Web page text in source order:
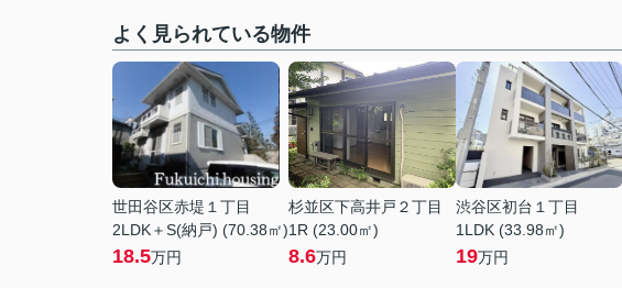
よく見られている物件
世田谷区赤堤１丁目
2LDK＋S(納戸) (70.38㎡)
18.5万円
杉並区下高井戸２丁目
1R (23.00㎡)
8.6万円
渋谷区初台１丁目
1LDK (33.98㎡)
19万円